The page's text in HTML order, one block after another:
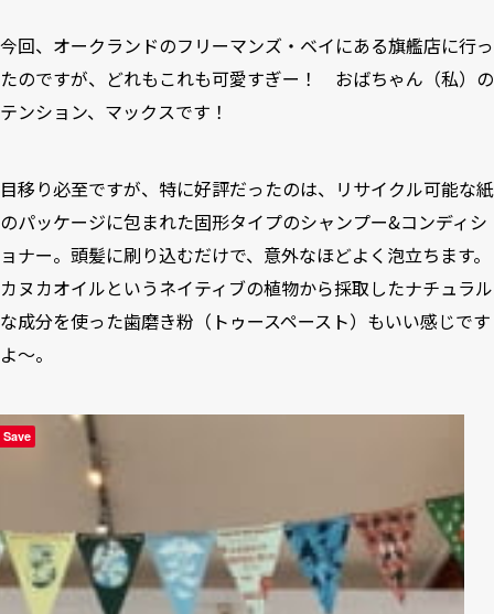
今回、オークランドのフリーマンズ・ベイにある旗艦店に行っ
たのですが、どれもこれも可愛すぎー！ おばちゃん（私）の
テンション、マックスです！
目移り必至ですが、特に好評だったのは、リサイクル可能な紙
のパッケージに包まれた固形タイプのシャンプー&コンディシ
ョナー。頭髪に刷り込むだけで、意外なほどよく泡立ちます。
カヌカオイルというネイティブの植物から採取したナチュラル
な成分を使った歯磨き粉（トゥースペースト）もいい感じです
よ～。
Save